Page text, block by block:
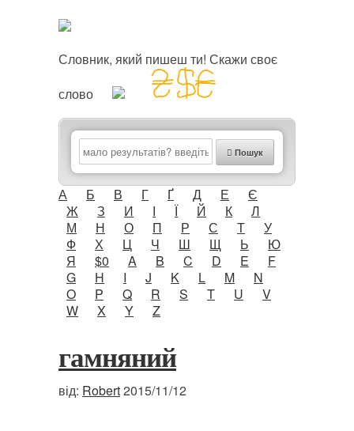
Словник, який пишеш ти! Скажи своє
слово
Пошук
А Б В Г Ґ Д Е
Є
Ж
З И І Ї Й К
Л
М
Н О П Р С Т
У
Ф
Х Ц Ч Ш Щ Ь
Ю
Я
$0 A B C D E
F
G
H I J K L M
N
O
P Q R S T U
V
W
X Y Z
гамняний
від: Robert2015/11/12